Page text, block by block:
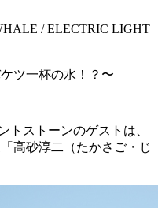
/ ELECTRIC LIGHT
ツ一杯の水！？〜
ストーンのゲストは、
高砂淳二（たかさご・じ